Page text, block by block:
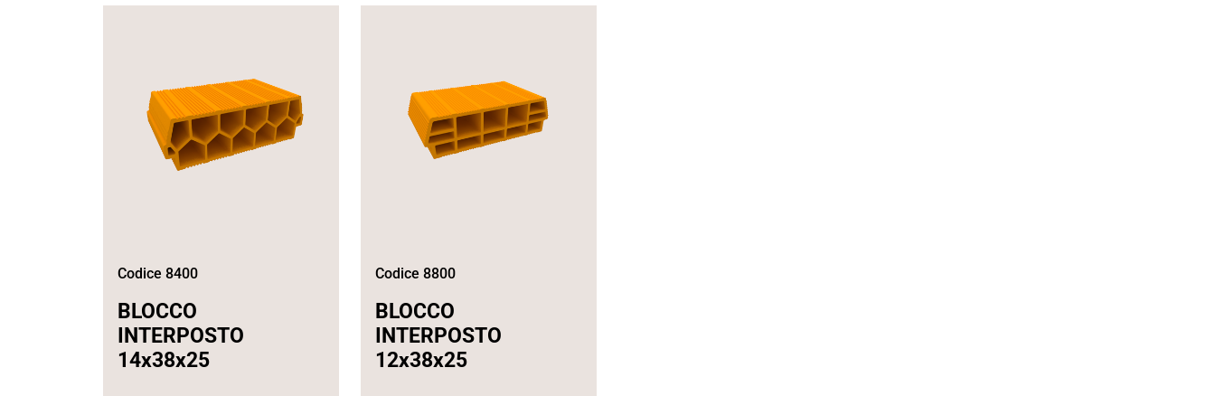
Codice 8400
BLOCCO
INTERPOSTO
14x38x25
Codice 8800
BLOCCO
INTERPOSTO
12x38x25